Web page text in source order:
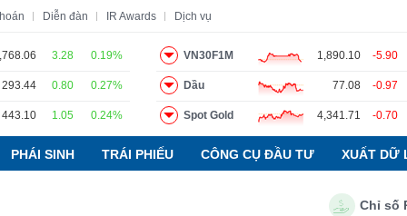
Diễn đàn IR Awards Dịch vụ
3.28 0.19%
293.44 0.80 0.27%
443.10 1.05 0.24%
VN30F1M 1,890.10 -5.90
Dầu 77.08 -0.97
Spot Gold 4,341.71 -0.70
PHÁI SINH TRÁI PHIẾU CÔNG CỤ ĐẦU TƯ XUẤT DỮ
Chỉ số
Báo cáo phân tích Thuật ngữ